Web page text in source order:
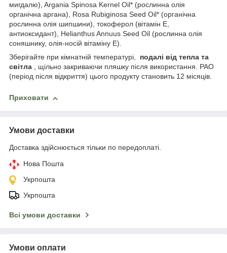
мигдалю), Argania Spinosa Kernel Oil* (рослинна олія
органічна аргана), Rosa Rubiginosa Seed Oil* (органічна
рослинна олія шипшини), токоферол (вітамін Е,
антиоксидант), Helianthus Annuus Seed Oil (рослинна олія
соняшнику, олія-носій вітаміну Е).
Зберігайте при кімнатній температурі, подалі від тепла та
світла , щільно закриваючи пляшку після використання. PAO
(період після відкриття) цього продукту становить 12 місяців.
Приховати
Умови доставки
Доставка здійснюється тільки по передоплаті.
Нова Пошта
Укрпошта
Укрпошта
Всі умови доставки
Умови оплати